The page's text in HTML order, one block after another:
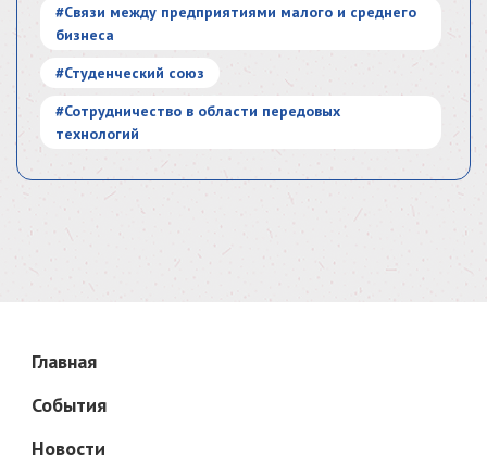
#Связи между предприятиями малого и среднего
бизнеса
#Студенческий союз
#Сотрудничество в области передовых
технологий
Главная
События
Новости